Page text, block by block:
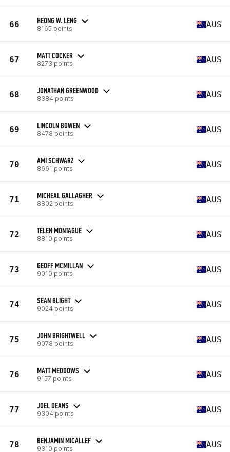
66 HEONG W. LENG
8165 points AUS
67 MATT COCKER
8273 points AUS
68 JONATHAN GREENWOOD
8384 points AUS
69 LINCOLN BOWEN
8478 points AUS
70 AMI SCHWARZ
8661 points AUS
71 MICHEAL GALLAGHER
8802 points AUS
72 TELEN MONTAGUE
8810 points AUS
73 GEOFF MCMILLAN
9010 points AUS
74 SEAN BLIGHT
9024 points AUS
75 JOHN BRIGHTWELL
9078 points AUS
76 MATT MEDDOWS
9157 points AUS
77 JOEL DEANS
9304 points AUS
78 BENJAMIN MICALLEF
9310 points AUS